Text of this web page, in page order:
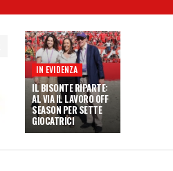
IN EVIDENZA
IL BISONTE RIPARTE:
AL VIA IL LAVORO OFF
SEASON PER SETTE
GIOCATRICI